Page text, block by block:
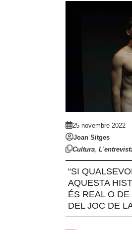
25 novembre 2022
Joan Sitges
Cultura,
“SI
AQUESTA
ÉS REAL O
DEL JOC DE